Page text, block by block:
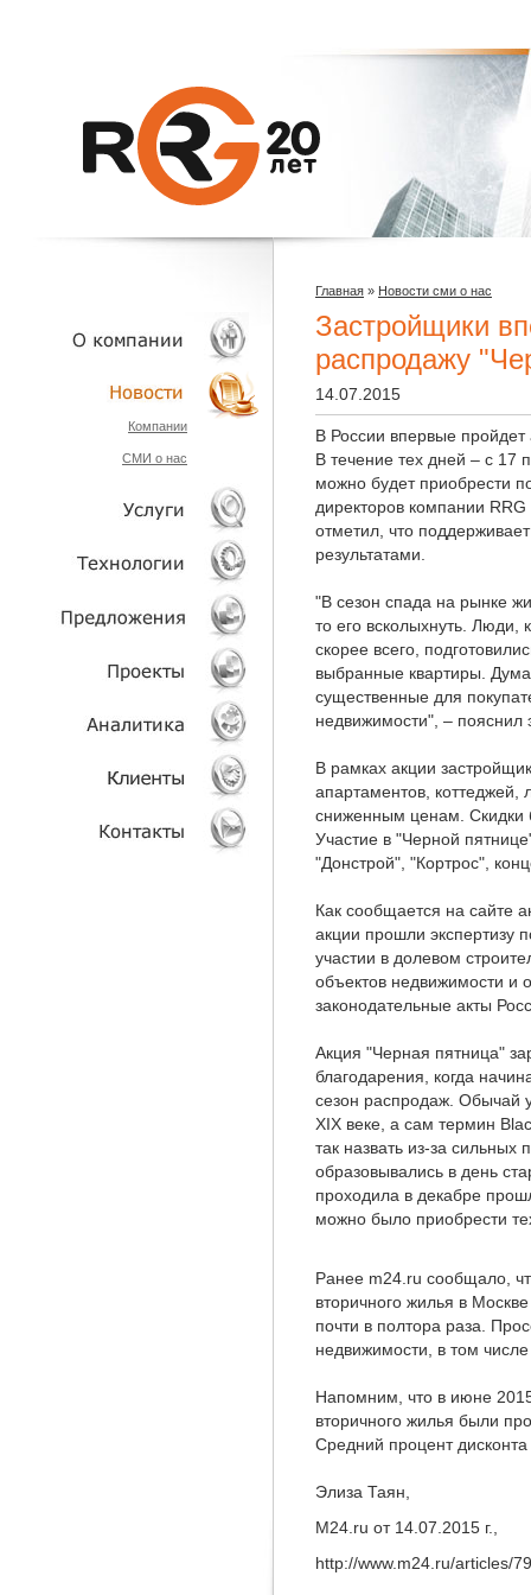
О КОМПАНИИ
НОВОСТИ
Компании
СМИ о нас
УСЛУГИ
ТЕХНОЛОГИИ
ОБЪЕКТЫ
ПРОЕКТЫ
АНАЛИТИКА
КЛИЕНТЫ
Главная » Новости сми о нас
Застройщики
распродажу
14.07.2015
В России впервые
В течение тех дней – с 17
можно будет приобрести
директоров компании
отметил, что
результатами.
"В сезон спада на рынке
то его всколыхнуть. Люди,
скорее всего,
выбранные квартиры.
существенные для
недвижимости", – пояснил
В рамках акции
апартаментов, коттеджей,
сниженным ценам. Скидки
Участие в "Черной
"Донстрой", "Кортрос",
Как сообщается на сайте
акции прошли экспертизу
участии в долевом
объектов недвижимости и
законодательные акты
Акция "Черная пятница"
благодарения, когда
сезон распродаж. Обычай
XIX веке, а сам термин
так назвать из-за сильных
образовывались в день
проходила в декабре
можно было приобрести
Ранее m24.ru сообщало,
вторичного жилья в
почти в полтора раза.
недвижимости, в том
Напомним, что в июне
вторичного жилья были
Средний процент
Элиза Таян,
M24.ru от 14.07.2015 г.,
http://www.m24.ru/articles/